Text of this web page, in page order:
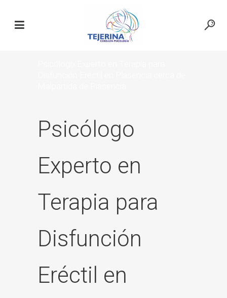
Psicólogo
Experto en
Terapia para
Disfunción
Eréctil en